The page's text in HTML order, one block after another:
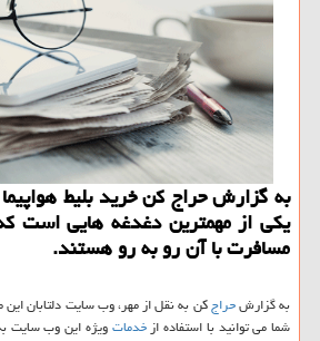
به گزارش حراج كن خرید بلیط
یكی از مهمترین دغدغه هایی است
مسافرت با آن رو به رو هستند.
به گزارشحراجكن به نقل از مهر، وب سایت دلتابان
شما می توانید با استفاده ازخدماتویژه این وب سایت